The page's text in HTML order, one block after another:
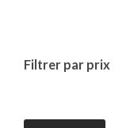
Filtrer par prix